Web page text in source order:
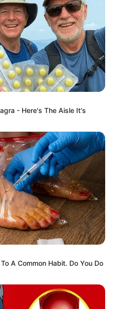
σημειώθηκε το βράδυ
στη συμβολή των
Θησέως στην
τις δυνάμεις της
Αστυνομίας και
- Here's The Aisle It's
A Common Habit. Do You Do